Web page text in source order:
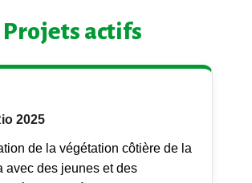
Projets actifs
2025
de la végétation côtière de la
avec des jeunes et des